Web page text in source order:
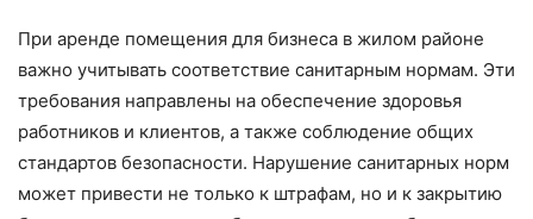
При аренде помещения для бизнеса в жилом районе
важно учитывать соответствие санитарным нормам. Эти
требования направлены на обеспечение здоровья
работников и клиентов, а также соблюдение общих
стандартов безопасности. Нарушение санитарных норм
может привести не только к штрафам, но и к закрытию